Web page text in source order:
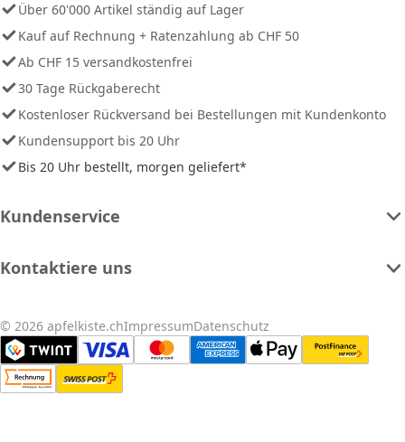
Über 60'000 Artikel ständig auf Lager
Kauf auf Rechnung + Ratenzahlung ab CHF 50
Ab CHF 15 versandkostenfrei
30 Tage Rückgaberecht
Kostenloser Rückversand bei Bestellungen mit Kundenkonto
Kundensupport bis 20 Uhr
Bis 20 Uhr bestellt, morgen geliefert*
Kundenservice
Kontaktiere uns
© 2026 apfelkiste.chImpressumDatenschutz